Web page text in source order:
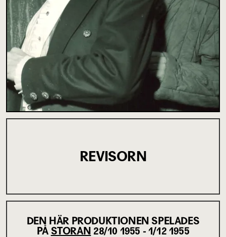
REVISORN
DEN HÄR PRODUKTIONEN SPELADES
PÅ STORAN 28/10 1955 - 1/12 1955